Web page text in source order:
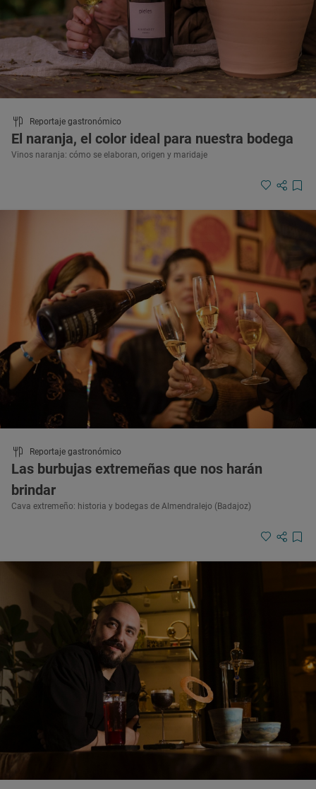
Reportaje gastronómico
El naranja, el color ideal para nuestra bodega
Vinos naranja: cómo se elaboran, origen y maridaje
Reportaje gastronómico
Las burbujas extremeñas que nos harán
brindar
Cava extremeño: historia y bodegas de Almendralejo (Badajoz)